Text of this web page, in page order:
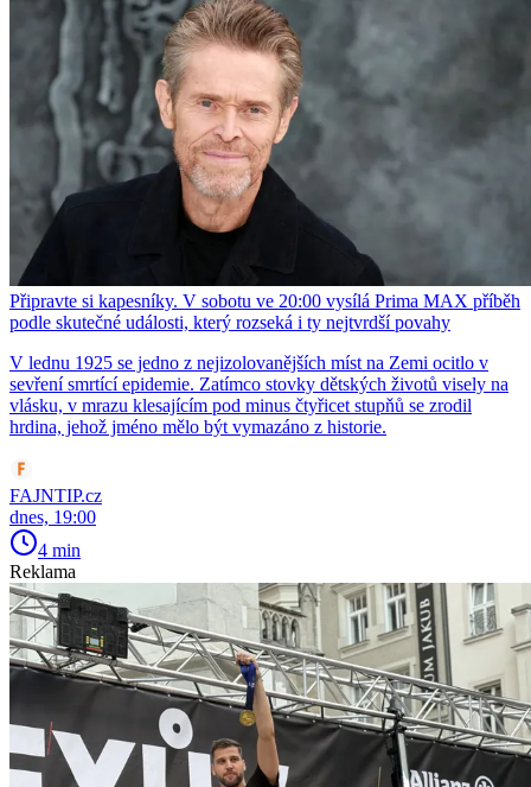
Připravte si kapesníky. V sobotu ve 20:00 vysílá Prima MAX příběh
podle skutečné události, který rozseká i ty nejtvrdší povahy
V lednu 1925 se jedno z nejizolovanějších míst na Zemi ocitlo v
sevření smrtící epidemie. Zatímco stovky dětských životů visely na
vlásku, v mrazu klesajícím pod minus čtyřicet stupňů se zrodil
hrdina, jehož jméno mělo být vymazáno z historie.
FAJNTIP.cz
dnes, 19:00
4 min
Reklama